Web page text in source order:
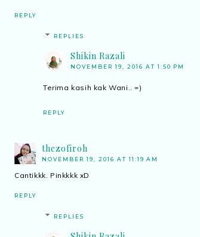
REPLY
REPLIES
Shikin Razali
NOVEMBER 19, 2016 AT 1:50 PM
Terima kasih kak Wani.. =)
REPLY
thezofiroh
NOVEMBER 19, 2016 AT 11:19 AM
Cantikkk. Pinkkkk xD
REPLY
REPLIES